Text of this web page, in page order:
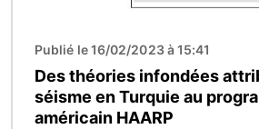
Publié le 16/02/2023 à 15:41
Des théories infondées
séisme en Turquie au
américain HAARP